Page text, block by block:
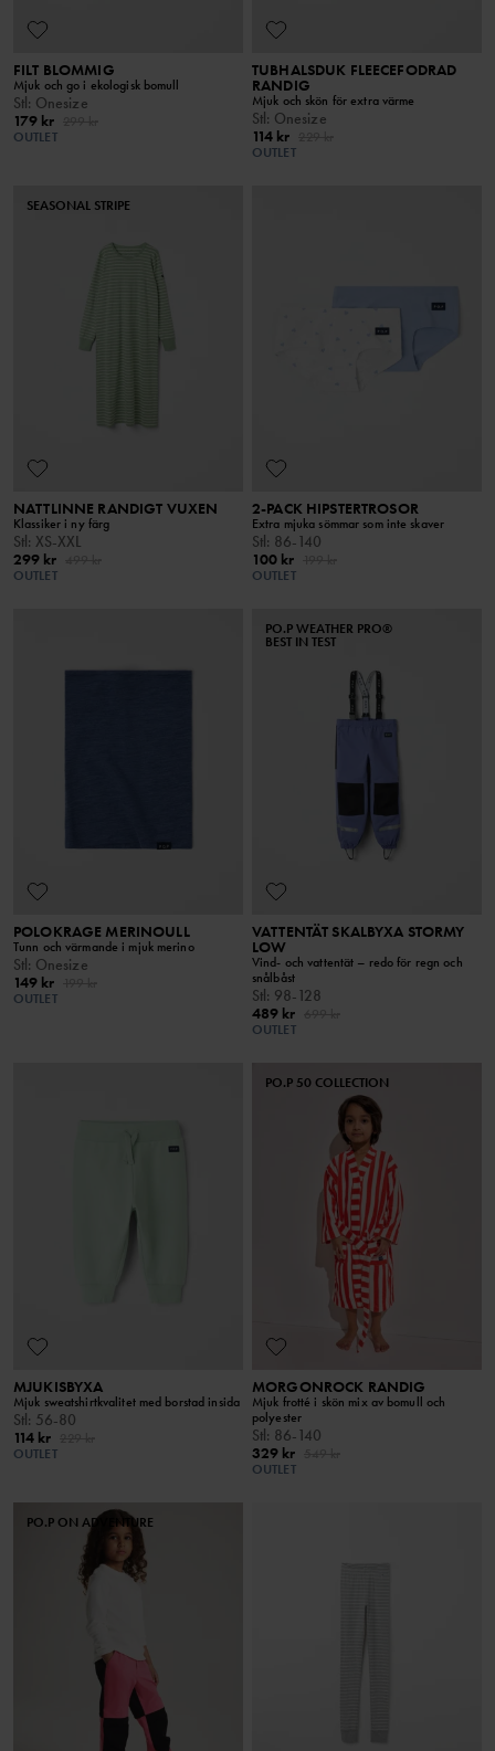
FILT BLOMMIG
Mjuk och go i ekologisk bomull
Stl: Onesize
179 kr
OUTLET
TUBHALSDUK FLEECEFODRAD
RANDIG
Mjuk och skön för extra värme
Stl: Onesize
114 kr
OUTLET
SEASONAL STRIPE
NATTLINNE RANDIGT VUXEN
Klassiker i ny färg
Stl: XS-XXL
299 kr
OUTLET
2-PACK HIPSTERTROSOR
Extra mjuka sömmar som inte skaver
Stl: 86-140
100 kr
OUTLET
POLOKRAGE MERINOULL
Tunn och värmande i mjuk merino
Stl: Onesize
149 kr
OUTLET
PO.P WEATHER PRO®
BEST IN TEST
VATTENTÄT SKALBYXA STORMY
LOW
Vind- och vattentät – redo för regn och
snålbåst
Stl: 98-128
489 kr
OUTLET
MJUKISBYXA
Mjuk sweatshirtkvalitet med borstad insida
Stl: 56-80
114 kr
OUTLET
PO.P 50 COLLECTION
MORGONROCK RANDIG
Mjuk frotté i skön mix av bomull och
polyester
Stl: 86-140
329 kr
OUTLET
PO.P ON ADVENTURE